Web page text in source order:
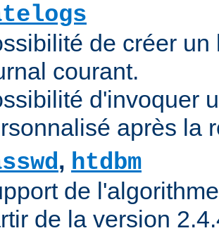
de créer
courant.
d'invoquer
après la
, htdbm
de
de la version